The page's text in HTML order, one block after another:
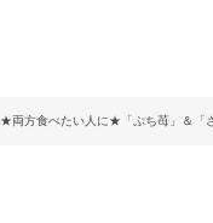
★両方食べたい人に★「ぷち苺」＆「